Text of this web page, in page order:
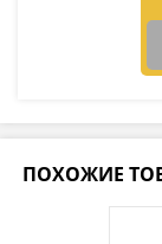
ПОХОЖИЕ